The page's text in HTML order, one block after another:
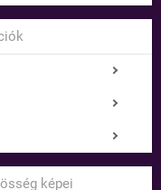
képei